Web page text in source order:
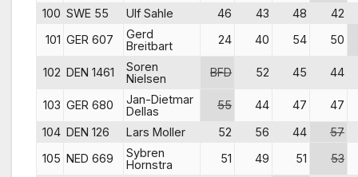
100 SWE 55 Ulf Sahle 46 43 48
42
101 GER 607
Gerd
Breitbart
24 40 54 50
102 DEN 1461
Soren
Nielsen
BFD 52 45 44
103 GER 680
Jan-Dietmar
Dellas
55 44 47
47
104 DEN 126 Lars Moller 52 56 44
57
105 NED 669
Sybren
Hornstra
51 49 51 53